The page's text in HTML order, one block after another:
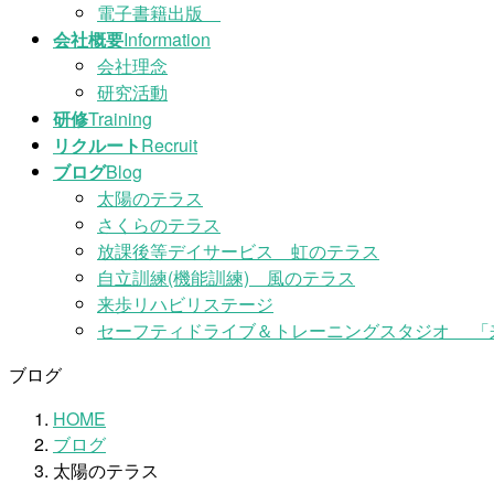
電子書籍出版
会社概要Information
会社理念
研究活動
研修Training
リクルートRecruit
ブログBlog
太陽のテラス
さくらのテラス
放課後等デイサービス 虹のテラス
自立訓練(機能訓練) 風のテラス
来歩リハビリステージ
セーフティドライブ＆トレーニングスタジオ 「
ブログ
HOME
ブログ
太陽のテラス